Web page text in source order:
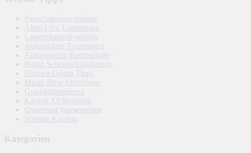
Pauschalreisen günstig
Alien Ufos Untertassen
Langzeiturlaub günstig
Autolexikon Traumautos
Automagazin Raumschiffe
Berlin Sehenswürdigkeiten
Blumen Garten Tipps
Musik Blog Abrissbirne
Grasplatzmemmen
Karibik All Inclusive
Ostseebad Warnemünde
Website Katalog
Kategorien